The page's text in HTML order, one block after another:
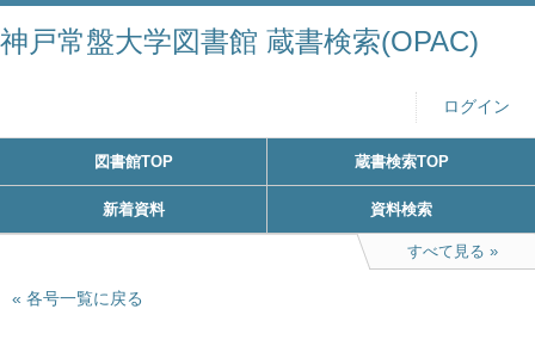
神戸常盤大学図書館 蔵書検索(OPAC)
ログイン
図書館TOP 蔵書検索TOP
新着資料 資料検索
すべて見る
各号一覧に戻る